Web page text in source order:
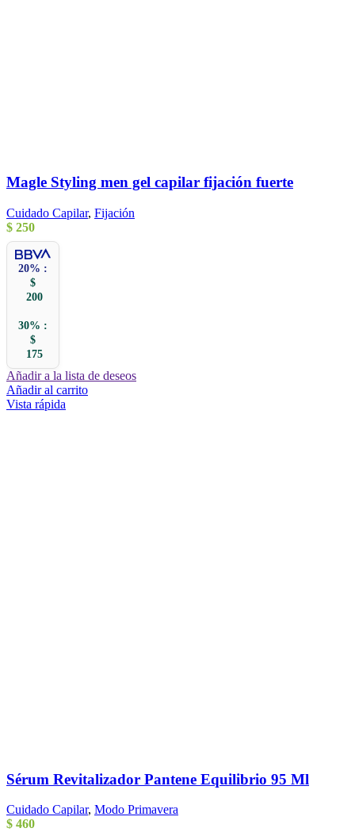
Magle Styling men gel capilar fijación fuerte
Cuidado Capilar, Fijación
$ 250
20% :
$
200
30% :
$
175
Añadir a la lista de deseos
Añadir al carrito
Vista rápida
Sérum Revitalizador Pantene Equilibrio 95 Ml
Cuidado Capilar, Modo Primavera
$ 460